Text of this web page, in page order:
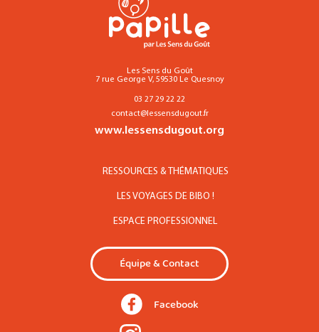
Les Sens du Goût
7 rue George V, 59530 Le Quesnoy
03 27 29 22 22
contact@lessensdugout.fr
www.lessensdugout.org
RESSOURCES & THÉMATIQUES
LES VOYAGES DE BIBO !
ESPACE PROFESSIONNEL
Équipe & Contact
Facebook